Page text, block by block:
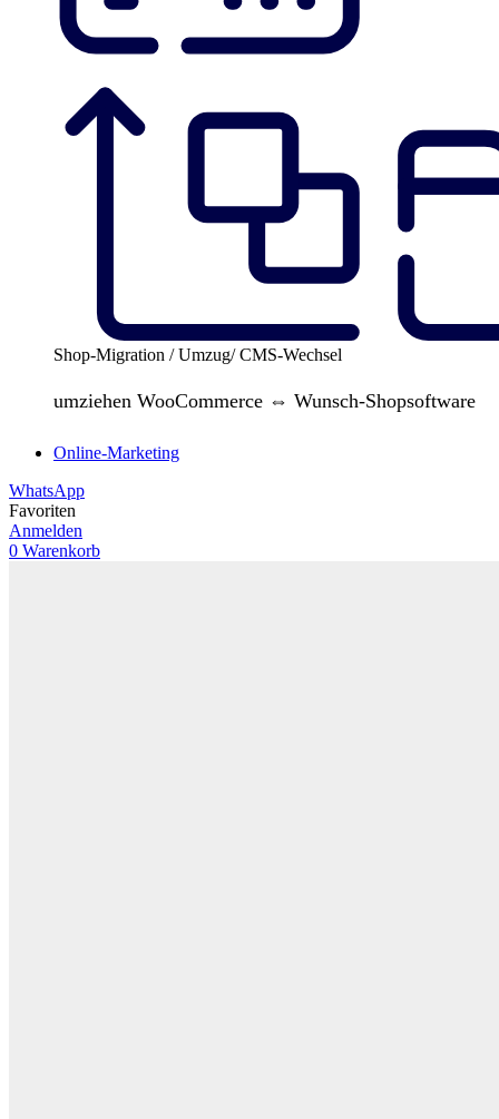
Shop-Migration / Umzug/ CMS-Wechsel
umziehen WooCommerce ⇔ Wunsch-Shopsoftware
Online-Marketing
WhatsApp
Favoriten
Anmelden
0 Warenkorb